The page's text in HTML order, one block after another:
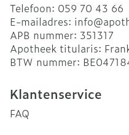
Telefoon: 059 70 43 66
E-mailadres: info@
APB nummer: 351317
Apotheek titularis:
BTW nummer:
Klantenservice
FAQ